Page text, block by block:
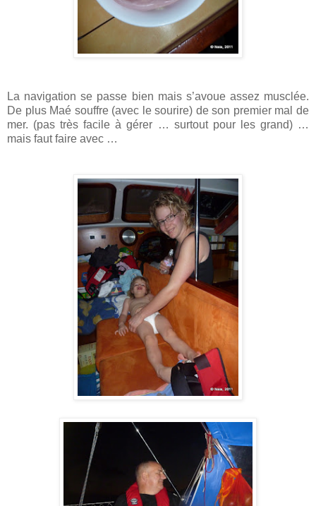
La navigation se passe bien mais s’avoue assez musclée.
De plus Maé souffre (avec le sourire) de son premier mal de
mer. (pas très facile à gérer … surtout pour les grand) …
mais faut faire avec …